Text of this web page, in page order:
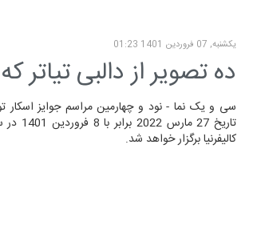
یکشنبه, 07 فروردين 1401 01:23
ده تصویر از دالبی
سی و یک نما - نود و چهارمین مراسم جوایز اسکار
کالیفرنیا برگزار خواهد شد.